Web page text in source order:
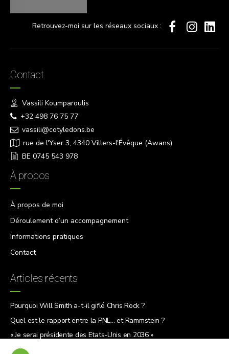
Retrouvez-moi sur les réseaux sociaux :
Contact
Vassili Koumparoulis
+32 498 76 75 77
vassili@cotyledons.be
rue de l'Yser 3, 4340 Villers-l'Évêque (Awans)
BE 0745 543 978
À propos
À propos de moi
Déroulement d’un accompagnement
Informations pratiques
Contact
Articles récents
Pourquoi Will Smith a-t-il giflé Chris Rock ?
Quel est le rapport entre la PNL… et Rammstein ?
« Je serai présidente des États-Unis en 2036 »
5 raisons de lire « Le Why Café »